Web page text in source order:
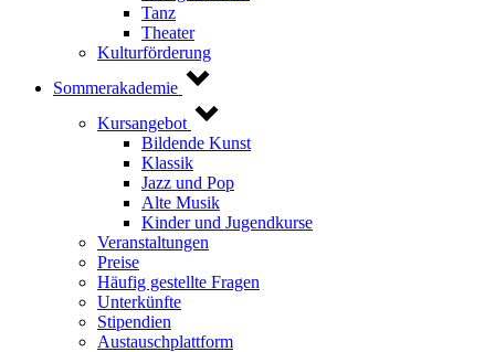
Tanz
Theater
Kulturförderung
Sommerakademie
Kursangebot
Bildende Kunst
Klassik
Jazz und Pop
Alte Musik
Kinder und Jugendkurse
Veranstaltungen
Preise
Häufig gestellte Fragen
Unterkünfte
Stipendien
Austauschplattform